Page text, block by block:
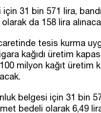
31 bin 571 lira,
da 158 lira
tesis kurma
kağıdı üretim
milyon kağıt üretim
belgesi için 31 bin
bedeli olarak 6,49